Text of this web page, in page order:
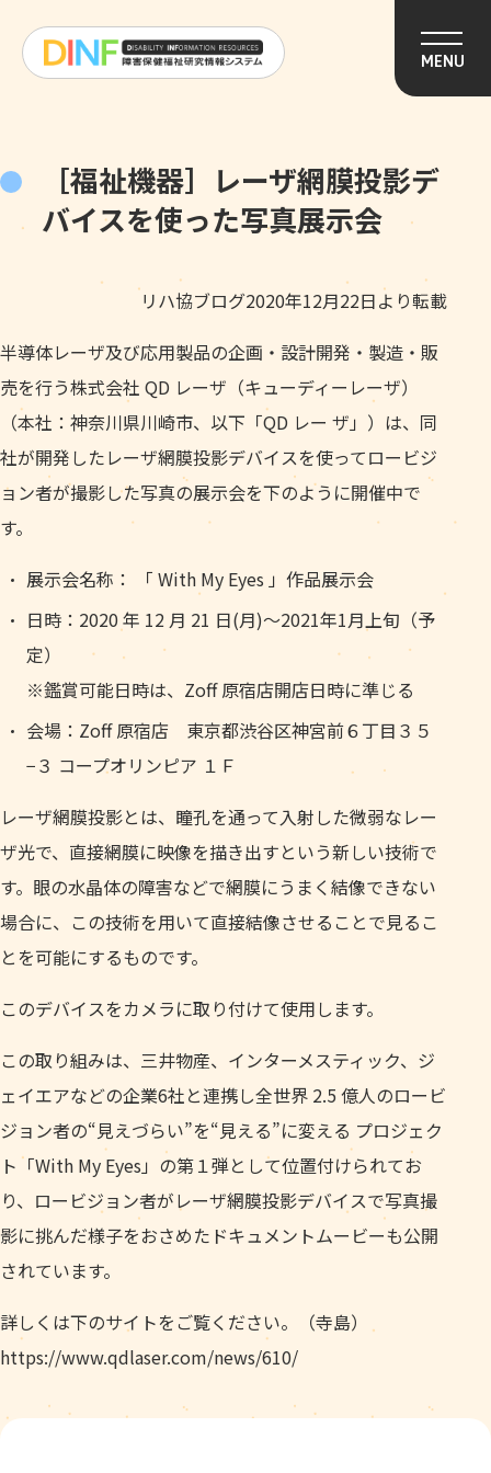
MENU
［福祉機器］レーザ網膜投影デ
バイスを使った写真展示会
リハ協ブログ2020年12月22日より転載
半導体レーザ及び応⽤製品の企画・設計開発・製造・販
売を⾏う株式会社 QD レーザ（キューディーレーザ）
（本社：神奈川県川崎市、以下「QD レー ザ」）は、同
社が開発したレーザ網膜投影デバイスを使ってロービジ
ョン者が撮影した写真の展示会を下のように開催中で
す。
展示会名称： 「 With My Eyes 」作品展⽰会
日時：2020 年 12 月 21 日(月)〜2021年1月上旬（予
定）
※鑑賞可能日時は、Zoff 原宿店開店日時に準じる
会場：Zoff 原宿店 東京都渋⾕区神宮前６丁⽬３５
−３ コープオリンピア １Ｆ
レーザ網膜投影とは、瞳孔を通って入射した微弱なレー
ザ光で、直接網膜に映像を描き出すという新しい技術で
す。眼の水晶体の障害などで網膜にうまく結像できない
場合に、この技術を用いて直接結像させることで見るこ
とを可能にするものです。
このデバイスをカメラに取り付けて使用します。
この取り組みは、三井物産、インターメスティック、ジ
ェイエアなどの企業6社と連携し全世界 2.5 億⼈のロービ
ジョン者の“⾒えづらい”を“⾒える”に変える プロジェク
ト「With My Eyes」の第１弾として位置付けられてお
り、ロービジョン者がレーザ網膜投影デバイスで写真撮
影に挑んだ様子をおさめたドキュメントムービーも公開
されています。
詳しくは下のサイトをご覧ください。（寺島）
https://www.qdlaser.com/news/610/